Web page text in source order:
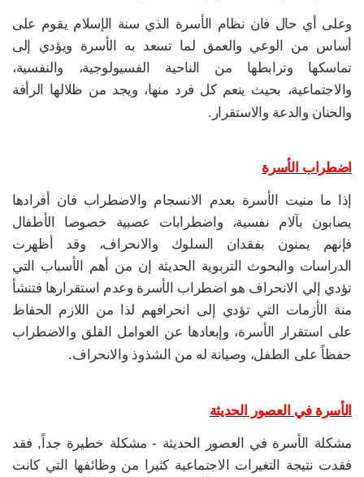
وعلى أي حال فان نظام الأسرة الذي سنة الإسلام يقوم على
أساس من الوعي والعمق لما تسعد به الأسرة ويؤدي إلى
تماسكها وترابطها من الناحية الفسيولوجية، والنفسية،
والاجتماعية، بحيث ينعم كل فرد منها، ويجد من ظلالها الرأفة
والحنان والدعة والاستقرار.
اضطراب الأسرة
إذا ما منيت الأسرة بعدم الانسجام والاضطراب فان أفرادها
يصابون بآلام نفسية، واضطرابات عصبية خصوصا الأطفال
فإنهم يمنون بفقدان السلوك والانحراف، وقد أظهرت
الدراسات والبحوث التربوية الحديثة إن من أهم الأسباب التي
تؤدي إلي الانحراف هو اضطراب الأسرة وعدم استقرارها فتنشأ
منة الأزمات التي تؤدي إلى انحرافهم لذا من اللازم الحفاظ
على استقرار الأسرة، وإبعادها عن العوامل القلق والاضطراب
حفظاً على الطفل، وصيانة له من الشذوذ والانحراف.
الأسرة في العصور الحديثة
مشكلة الأسرة في العصور الحديثة - مشكلة خطيرة جداً, فقد
فقدت نتيجة التغيرات الاجتماعية كثيرا من وظائفها التي كانت